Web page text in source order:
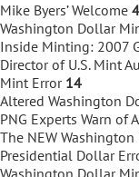
Mike Byers’ Welcome 4
Washington Dollar
Inside Minting: 2007
Director of U.S. Mint
Mint Error 14
Altered Washington
PNG Experts Warn of
The NEW
Presidential Dollar
Washington Dollar